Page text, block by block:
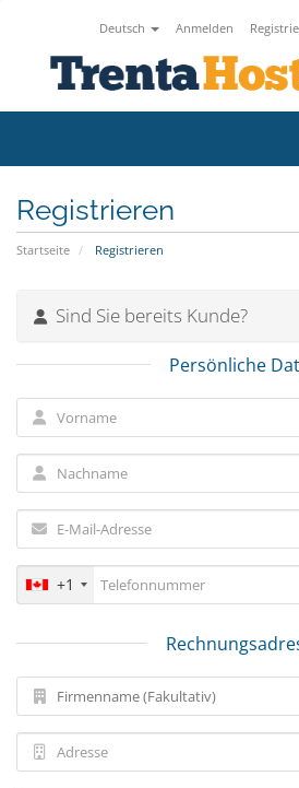
Deutsch Anmelden
Registrieren
Startseite Registrieren
Sind Sie bereits Kunde?
Persönliche
+1